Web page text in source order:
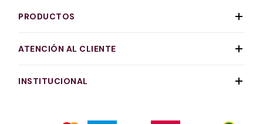
PRODUCTOS
ATENCIÓN AL CLIENTE
INSTITUCIONAL